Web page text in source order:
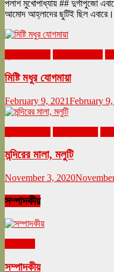
পলাশ মুখোপাধ্যায় ## দুর্গাপুজো
আমোদ আহ্লাদের ছুটিই ছিল এবারে।
মিষ্টি মধুর যোগমায়া
February 9, 2021February 9,
মন্দিরের মালা, মলুটি
November 3, 2020
সম্পাদকীয়
সম্পাদকীয়